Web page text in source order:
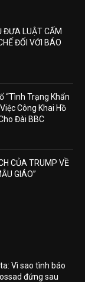
ĐƯA LUẬT CẤM
ĐỐI VỚI BÁO
“Tình Trạng Khẩn
Công Khai Hồ
Đài BBC
CỦA TRUMP VỀ
GIÁO”
Vì sao tình báo
đứng sau